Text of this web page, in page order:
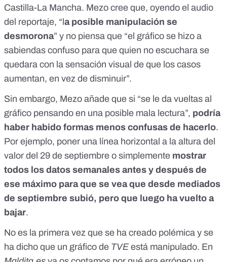
Castilla-La Mancha. Mezo cree que, oyendo el audio
del reportaje, “l a posible manipulación se
desmorona” y no piensa que “el gráfico se hizo a
sabiendas confuso para que quien no escuchara se
quedara con la sensación visual de que los casos
aumentan, en vez de disminuir”.
Sin embargo, Mezo añade que si “se le da vueltas al
gráfico pensando en una posible mala lectura”, podría
haber habido formas menos confusas de hacerlo.
Por ejemplo, poner una línea horizontal a la altura del
valor del 29 de septiembre o simplemente mostrar
todos los datos semanales antes y después de
ese máximo para que se vea que desde mediados
de septiembre subió, pero que luego ha vuelto a
bajar.
No es la primera vez que se ha creado polémica y se
ha dicho que un gráfico de TVEestá manipulado. En